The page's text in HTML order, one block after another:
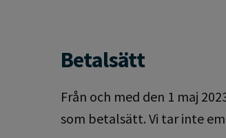
Betalsätt
Från och med den 1 maj
som betalsätt. Vi tar inte